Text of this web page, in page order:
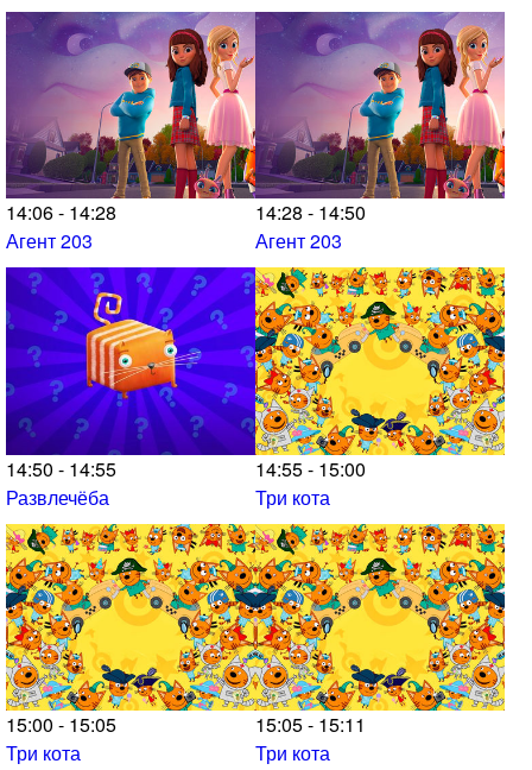
14:06 - 14:28
Агент 203
14:28 - 14:50
Агент 203
14:50 - 14:55
Развлечёба
14:55 - 15:00
Три кота
15:00 - 15:05
Три кота
15:05 - 15:11
Три кота